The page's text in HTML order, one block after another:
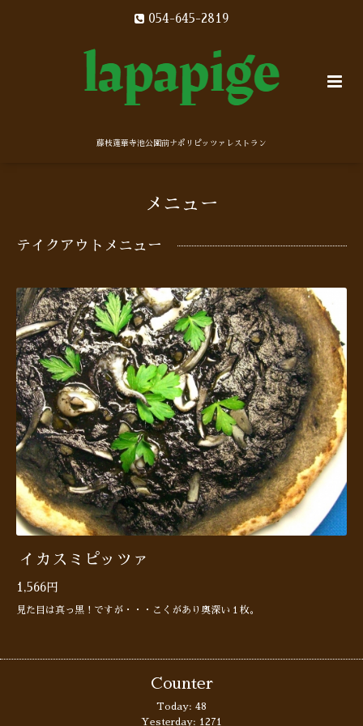
054-645-2819
藤枝蓮華寺池公園前ナポリピッツァレストラン
メニュー
テイクアウトメニュー
イカスミピッツァ
1,566円
見た目は真っ黒！ですが・・・こくがあり奥深い１枚。
Counter
Today: 48
Yesterday: 1271